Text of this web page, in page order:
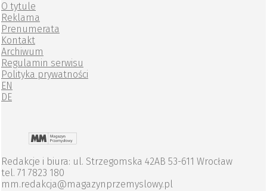
O tytule
Reklama
Prenumerata
Kontakt
Archiwum
Regulamin serwisu
Polityka prywatności
EN
DE
Redakcje i biura: ul. Strzegomska 42AB 53-611 Wrocław
tel. 71 7823 180
mm.redakcja@magazynprzemyslowy.pl